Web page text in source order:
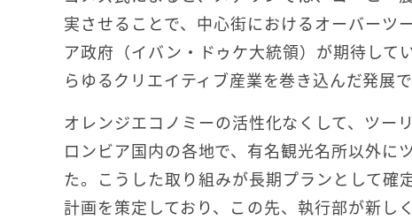
実させることで、中心街におけるオーバーツ
ア政府（イバン・ドゥケ大統領）が期待して
らゆるクリエイティブ産業を巻き込んだ発展
オレンジエコノミーの活性化なくして、ツー
ロンビア国内の各地で、有名観光名所以外に
た。こうした取り組みが長期プランとして確
計画を策定しており、この先、執行部が新し